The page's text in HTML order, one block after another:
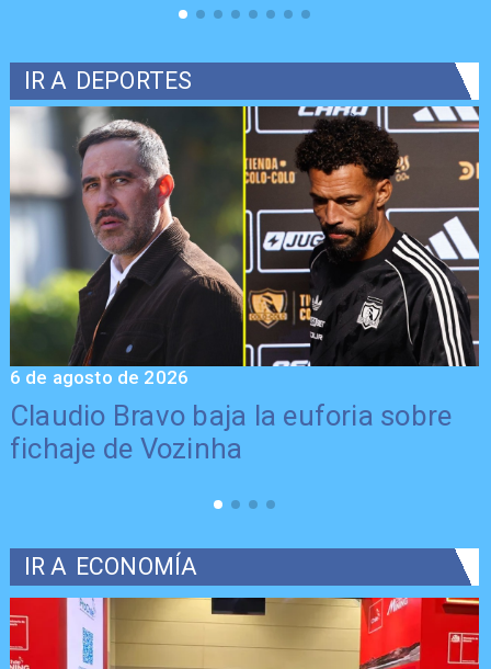
IR A DEPORTES
Claudio Bravo baja la euforia sobre
fichaje de Vozinha
6 de agosto de 2026
IR A ECONOMÍA